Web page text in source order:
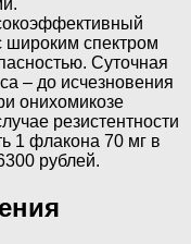
широким спектром
Суточная
– до исчезновения
онихомикозе
резистентности
1 флакона 70 мг в
рублей.